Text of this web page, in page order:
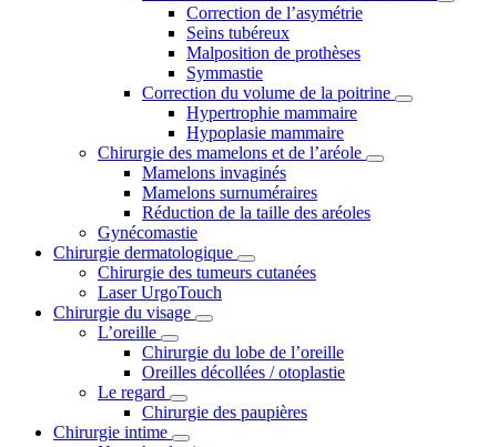
Correction de l’asymétrie
Seins tubéreux
Malposition de prothèses
Symmastie
Correction du volume de la poitrine
Hypertrophie mammaire
Hypoplasie mammaire
Chirurgie des mamelons et de l’aréole
Mamelons invaginés
Mamelons surnuméraires
Réduction de la taille des aréoles
Gynécomastie
Chirurgie dermatologique
Chirurgie des tumeurs cutanées
Laser UrgoTouch
Chirurgie du visage
L’oreille
Chirurgie du lobe de l’oreille
Oreilles décollées / otoplastie
Le regard
Chirurgie des paupières
Chirurgie intime